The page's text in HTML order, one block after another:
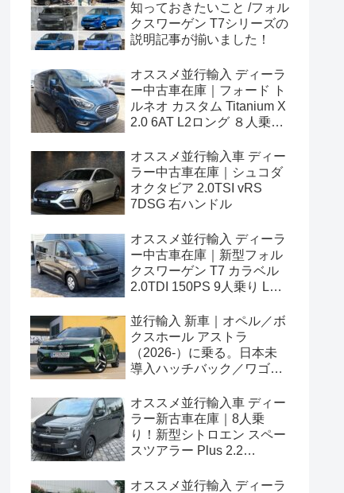
知っておきたいこと /フォル
クスワーゲン T7シリーズの
説明記事が揃いました！
オススメ並行輸入 ディーラ
ー中古車在庫｜フォード ト
ルネオ カスタム Titanium X
2.0 6AT L2ロング ８人乗り
オススメ並行輸入車 ディー
ラー中古車在庫｜シュコダ
オクタビア 2.0TSI vRS
7DSG 右ハンドル
オススメ並行輸入 ディーラ
ー中古車在庫｜新型フォル
クスワーゲン T7 カラベル
2.0TDI 150PS 9人乗り LWB
並行輸入 新車｜オペル／ボ
クスホール アストラ
（2026-）に乗る。日本未
導入ハッチバック／ワゴン
情報。
オススメ並行輸入車 ディー
ラー新古車在庫｜8人乗
り！新型シトロエン スペー
スツアラー Plus 2.2
ドル
オススメ並行輸入 ディーラ